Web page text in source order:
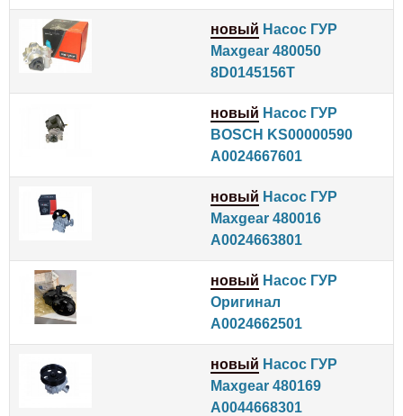
новый Насос ГУР
Maxgear 480050
8D0145156T
новый Насос ГУР
BOSCH KS00000590
A0024667601
новый Насос ГУР
Maxgear 480016
A0024663801
новый Насос ГУР
Оригинал
A0024662501
новый Насос ГУР
Maxgear 480169
A0044668301